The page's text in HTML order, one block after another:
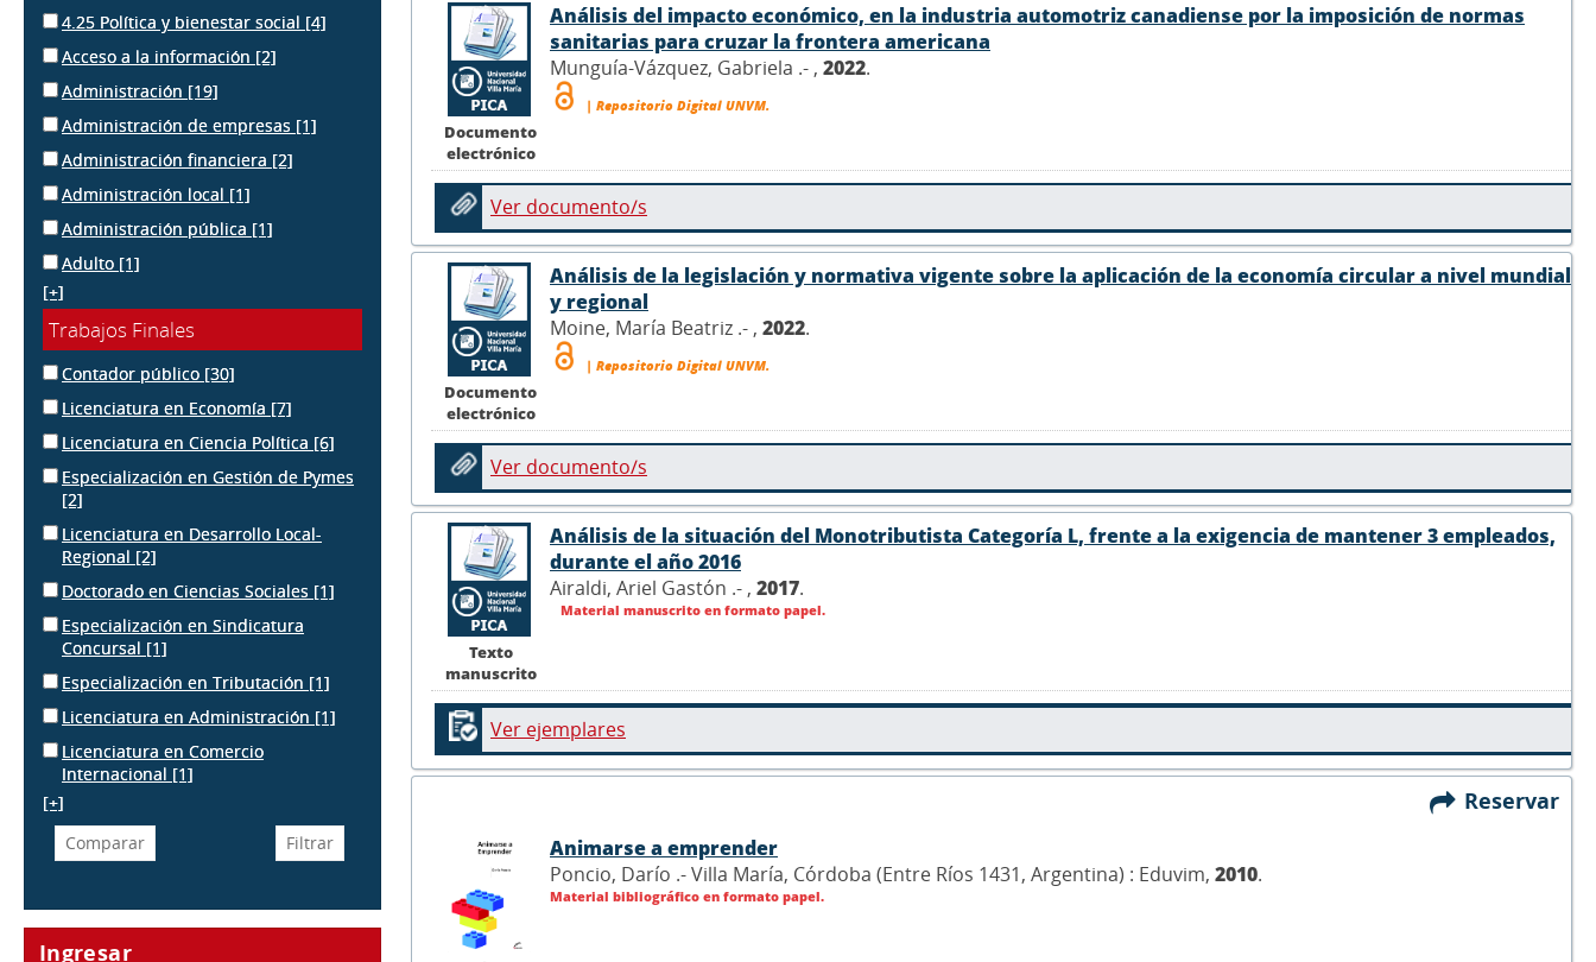
4.25 Política y bienestar social [4]
Acceso a la información [2]
Administración [19]
Administración de empresas [1]
Administración financiera [2]
Administración local [1]
Administración pública [1]
Adulto [1]
[+]
Trabajos Finales
Contador público [30]
Licenciatura en Economía [7]
Licenciatura en Ciencia Política [6]
Especialización en Gestión de Pymes
[2]
Licenciatura en Desarrollo Local-
Regional [2]
Doctorado en Ciencias Sociales [1]
Especialización en Sindicatura
Concursal [1]
Especialización en Tributación [1]
Licenciatura en Administración [1]
Licenciatura en Comercio
Internacional [1]
[+]
Ingresar
Documento
electrónico
Análisis del impacto económico, en la industria automotriz canadiense por la imposición de normas
sanitarias para cruzar la frontera americana
Munguía-Vázquez, Gabriela .- , 2022.
| Repositorio Digital UNVM.
Ver documento/s
Documento
electrónico
Análisis de la legislación y normativa vigente sobre la aplicación de la economía circular a nivel mundial
y regional
Moine, María Beatriz .- , 2022.
| Repositorio Digital UNVM.
Ver documento/s
Texto
manuscrito
Análisis de la situación del Monotributista Categoría L, frente a la exigencia de mantener 3 empleados,
durante el año 2016
Airaldi, Ariel Gastón .- , 2017.
Material manuscrito en formato papel.
Ver ejemplares
Reservar
Animarse a emprender
Poncio, Darío .- Villa María, Córdoba (Entre Ríos 1431, Argentina) : Eduvim, 2010.
Material bibliográfico en formato papel.